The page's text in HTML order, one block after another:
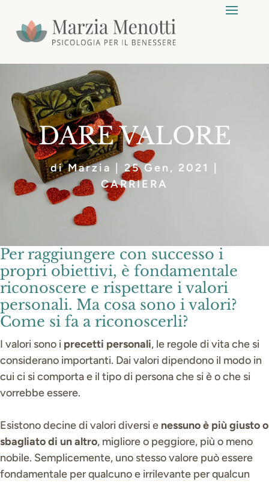
DARE VALORE
diMarzia | 25 Gen, 2021 |
CARRIERA
Per raggiungere con successo i
propri obiettivi, è fondamentale
riconoscere e rispettare i valori
personali. Ma cosa sono i valori?
Come si fa a riconoscerli?
I valori sono i precetti personali, le regole di vita che si
considerano importanti. Dai valori dipendono il modo in
cui ci si comporta e il tipo di persona che si è o che si
vorrebbe essere.
Esistono decine di valori diversi e nessuno è più giusto o
sbagliato di un altro, migliore o peggiore, più o meno
nobile. Semplicemente, uno stesso valore può essere
fondamentale per qualcuno e irrilevante per qualcun